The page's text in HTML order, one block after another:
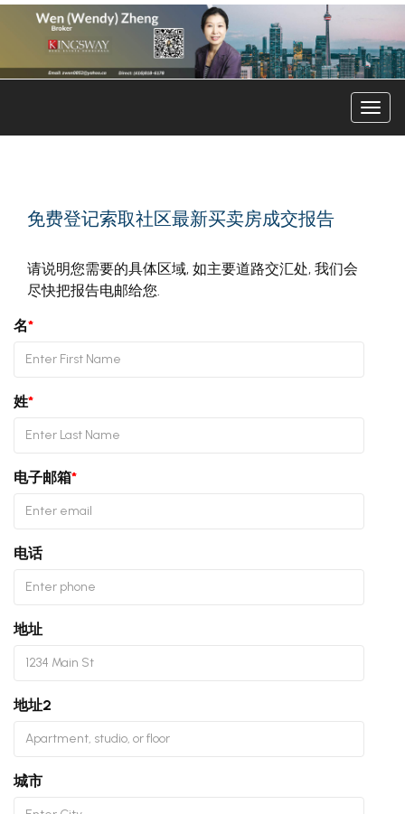
菜
单
免费登记索取社区最新买卖房成交报告
请说明您需要的具体区域, 如主要道路交汇处, 我们会
尽快把报告电邮给您.
名*
姓*
电子邮箱*
电话
地址
地址2
城市